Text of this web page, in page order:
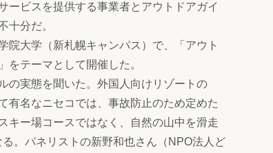
ービスを提供する事業者とアウトドアガイ
十分だ。
大学（新札幌キャンパス）で、「アウト
をテーマとして開催した。
の実態を聞いた。外国人向けリゾートの
有名なニセコでは、事故防止のため定めた
キー場コースではなく、自然の山中を滑走
。パネリストの新野和也さん（NPO法人ど